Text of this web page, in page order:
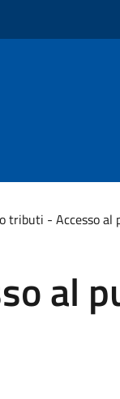
tributi - Accesso al
al